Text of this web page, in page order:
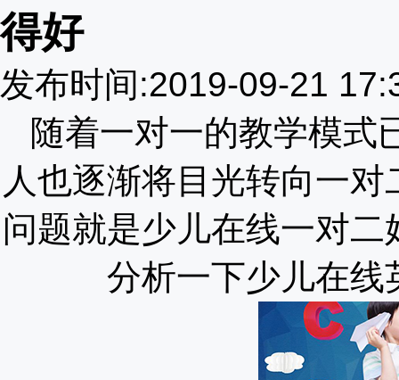
得好
发布时间:2019-09-21
随着一对一的教学模式
人也逐渐将目光转向一
问题就是少儿在线一对
分析一下少儿在线